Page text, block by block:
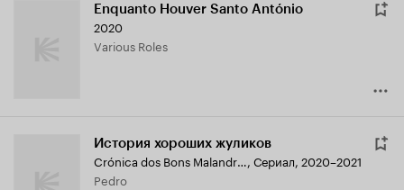
Enquanto Houver Santo António
2020
Various Roles
История хороших жуликов
Crónica dos Bons Malandros, Сериал, 2020–2021
Pedro